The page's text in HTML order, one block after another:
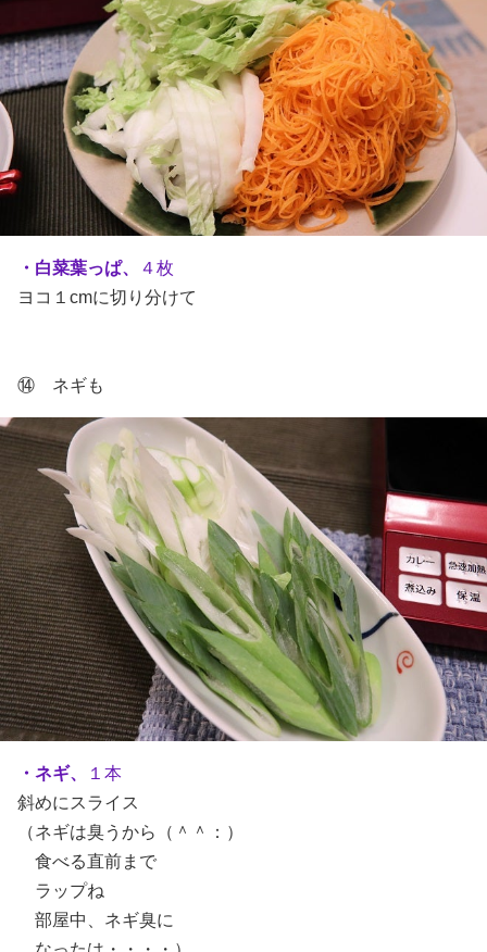
・白菜葉っぱ、
４枚
ヨコ１cmに切り分けて
⑭ ネギも
・ネギ、
１本
斜めにスライス
（ネギは臭うから（＾＾：）
食べる直前まで
ラップね
部屋中、ネギ臭に